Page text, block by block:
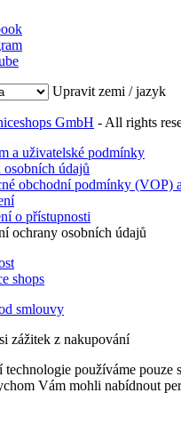
Upravit zemi / jazyk
GmbH - All rights
a uživatelské podmínky
osobních údajů
obchodní podmínky (VOP)
o přístupnosti
ochrany osobních údajů
shops
smlouvy
zážitek z nakupování
technologie používáme pouze
Vám mohli nabídnout